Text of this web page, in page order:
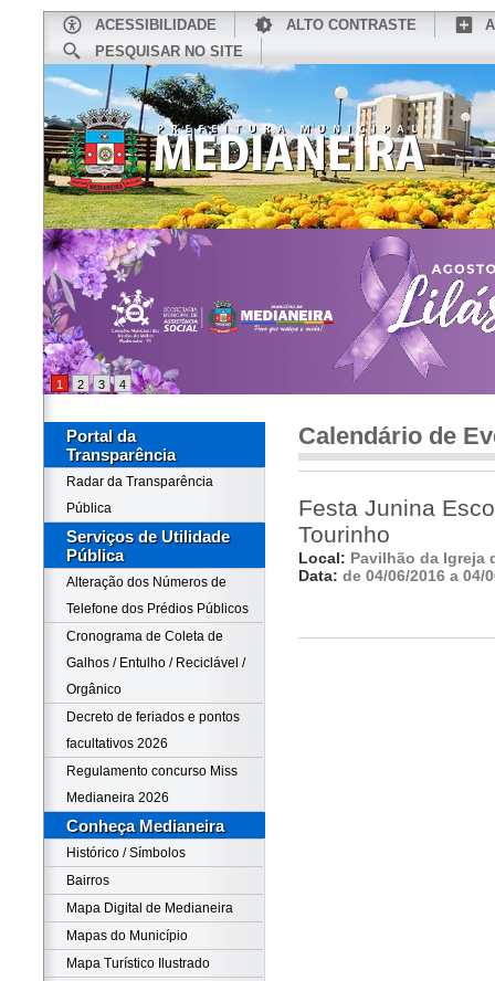
ACESSIBILIDADE ALTO CONTRASTE
PESQUISAR NO SITE
CONHEÇA MEDIANEIRA
1 2 3 4
Portal da
Transparência
Radar da Transparência
Pública
Serviços de Utilidade
Pública
Alteração dos Números de
Telefone dos Prédios Públicos
Cronograma de Coleta de
Galhos / Entulho / Reciclável /
Orgânico
Decreto de feriados e pontos
facultativos 2026
Regulamento concurso Miss
Medianeira 2026
Conheça Medianeira
Histórico / Símbolos
Bairros
Mapa Digital de Medianeira
Mapas do Município
Mapa Turístico Ilustrado
Calendário de
Festa Junina
Tourinho
Local: Pavilhão da Igreja
Data: de 04/06/2016 a 04/